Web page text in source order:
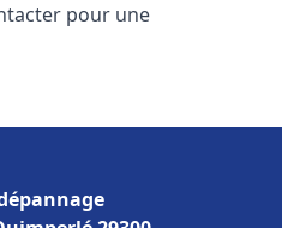
pour une